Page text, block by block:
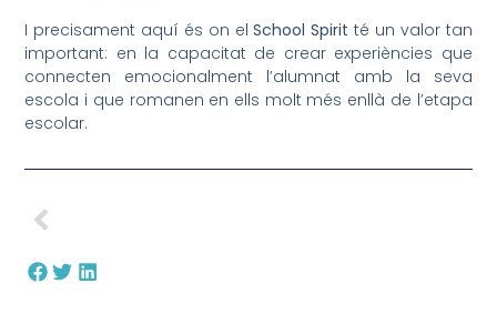
I precisament aquí és on elSchool Spirit té un valor tan
important: en la capacitat de crear experiències que
connecten emocionalment l’alumnat amb la seva
escola i que romanen en ells molt més enllà de l’etapa
escolar.